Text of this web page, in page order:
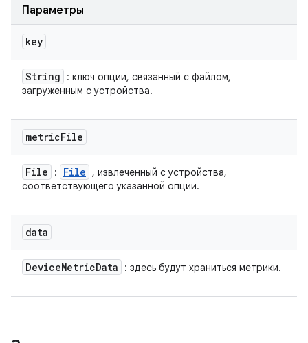
Параметры
key
String
: ключ опции, связанный с файлом,
загруженным с устройства.
metricFile
File : File
, извлеченный с устройства,
соответствующего указанной опции.
data
DeviceMetricData : здесь будут храниться метрики.